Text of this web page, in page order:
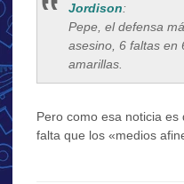
Jordison:
Pepe, el defensa
asesino, 6 faltas en
amarillas.
Pero como esa noticia
falta que los «medios